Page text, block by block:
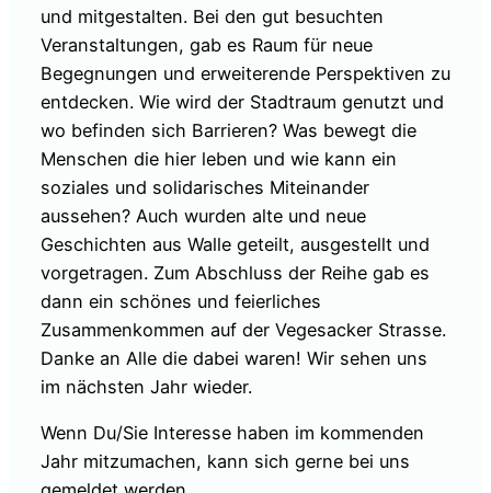
und mitgestalten. Bei den gut besuchten
Veranstaltungen, gab es Raum für neue
Begegnungen und erweiterende Perspektiven zu
entdecken. Wie wird der Stadtraum genutzt und
wo befinden sich Barrieren? Was bewegt die
Menschen die hier leben und wie kann ein
soziales und solidarisches Miteinander
aussehen? Auch wurden alte und neue
Geschichten aus Walle geteilt, ausgestellt und
vorgetragen. Zum Abschluss der Reihe gab es
dann ein schönes und feierliches
Zusammenkommen auf der Vegesacker Strasse.
Danke an Alle die dabei waren! Wir sehen uns
im nächsten Jahr wieder.
Wenn Du/Sie Interesse haben im kommenden
Jahr mitzumachen, kann sich gerne bei uns